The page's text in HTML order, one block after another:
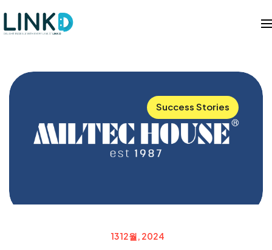
Success Stories
13 12월, 2024